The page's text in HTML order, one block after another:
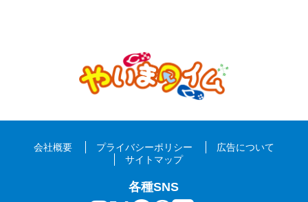
会社概要 プライバシーポリシー
広告について
サイトマップ
各種SNS